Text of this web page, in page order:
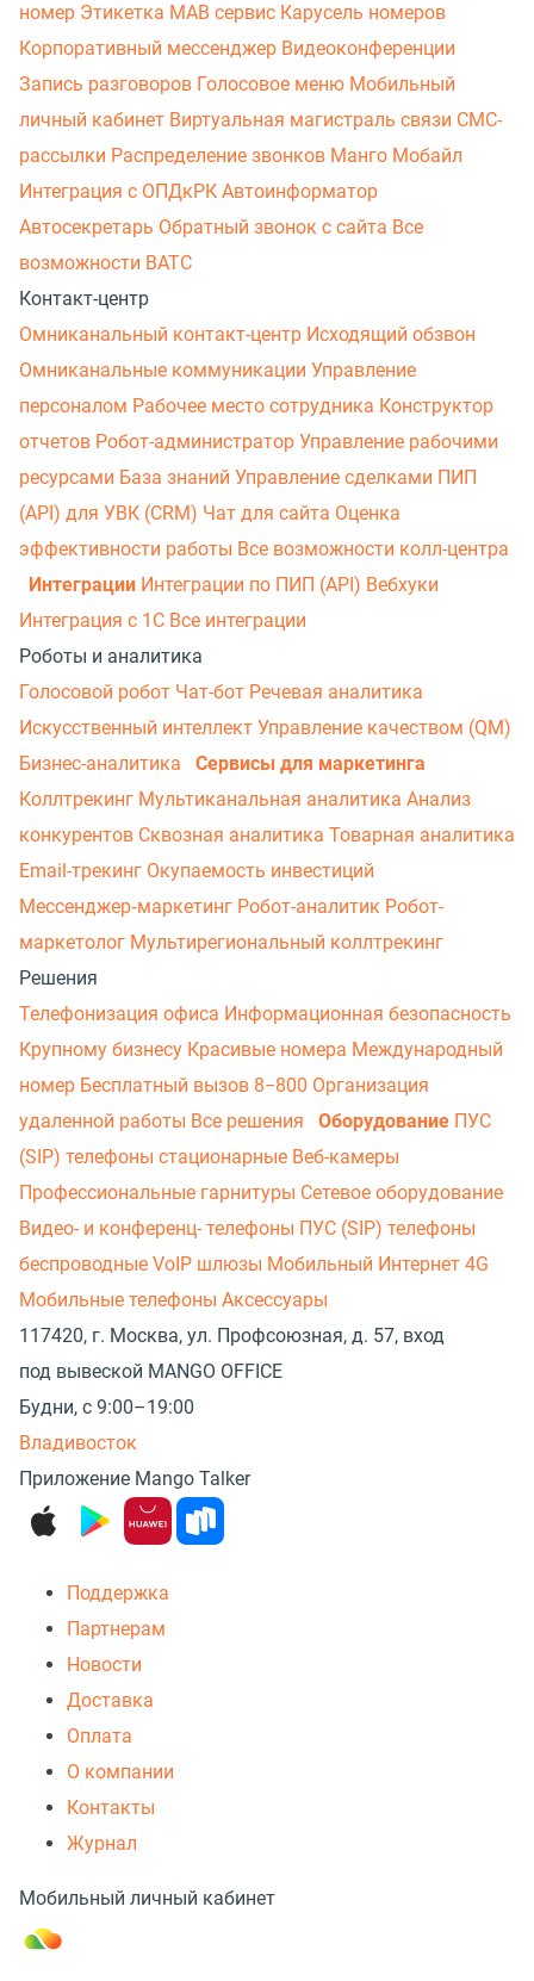
номер Этикетка МАВ сервис Карусель номеров
Корпоративный мессенджер Видеоконференции
Запись разговоров Голосовое меню Мобильный
личный кабинет Виртуальная магистраль связи СМС-
рассылки Распределение звонков Манго Мобайл
Интеграция с ОПДкРК Автоинформатор
Автосекретарь Обратный звонок с сайта Все
возможности ВАТС
Контакт-центр
Омниканальный контакт-центр Исходящий обзвон
Омниканальные коммуникации Управление
персоналом Рабочее место сотрудника Конструктор
отчетов Робот-администратор Управление рабочими
ресурсами База знаний Управление сделками ПИП
(API) для УВК (CRM) Чат для сайта Оценка
эффективности работы Все возможности колл-центра
Интеграции Интеграции по ПИП (API) Вебхуки
Интеграция с 1С Все интеграции
Роботы и аналитика
Голосовой робот Чат-бот Речевая аналитика
Искусственный интеллект Управление качеством (QM)
Бизнес-аналитика
Сервисы для маркетинга
Коллтрекинг Мультиканальная аналитика Анализ
конкурентов Сквозная аналитика Товарная аналитика
Email-трекинг Окупаемость инвестиций
Мессенджер‑маркетинг Робот-аналитик Робот-
маркетолог Мультирегиональный коллтрекинг
Решения
Телефонизация офиса Информационная безопасность
Крупному бизнесу Красивые номера Международный
номер Бесплатный вызов 8−800 Организация
удаленной работы Все решения Оборудование ПУС
(SIP) телефоны стационарные Веб-камеры
Профессиональные гарнитуры Сетевое оборудование
Видео- и конференц- телефоны ПУС (SIP) телефоны
беспроводные VoIP шлюзы Мобильный Интернет 4G
Мобильные телефоны Аксессуары
117420, г. Москва, ул. Профсоюзная, д. 57, вход
под вывеской MANGO OFFICE
Будни, с 9:00–19:00
Владивосток
Приложение Mango Talker
Поддержка
Партнерам
Новости
Доставка
Оплата
О компании
Контакты
Журнал
Мобильный личный кабинет